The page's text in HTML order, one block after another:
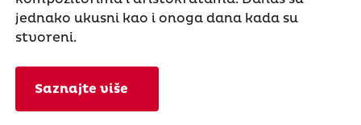
jednako ukusni kao i onoga dana kada su
stvoreni.
Saznajte više